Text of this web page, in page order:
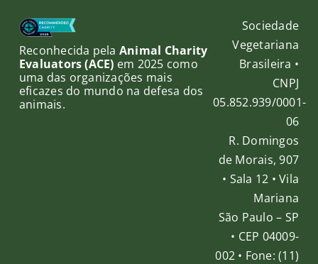
Reconhecida pela Animal Charity
Evaluators (ACE) em 2025 como
uma das organizações mais
eficazes do mundo na defesa dos
animais.
Sociedade
Vegetariana
Brasileira •
CNPJ
05.852.939/0001-
06
R. Domingos
de Morais, 907
• Sala 12 • Vila
Mariana
São Paulo – SP
• CEP 04009-
002 • Fone: (11)